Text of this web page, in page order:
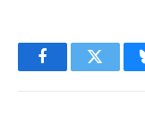
FacebookTwitter